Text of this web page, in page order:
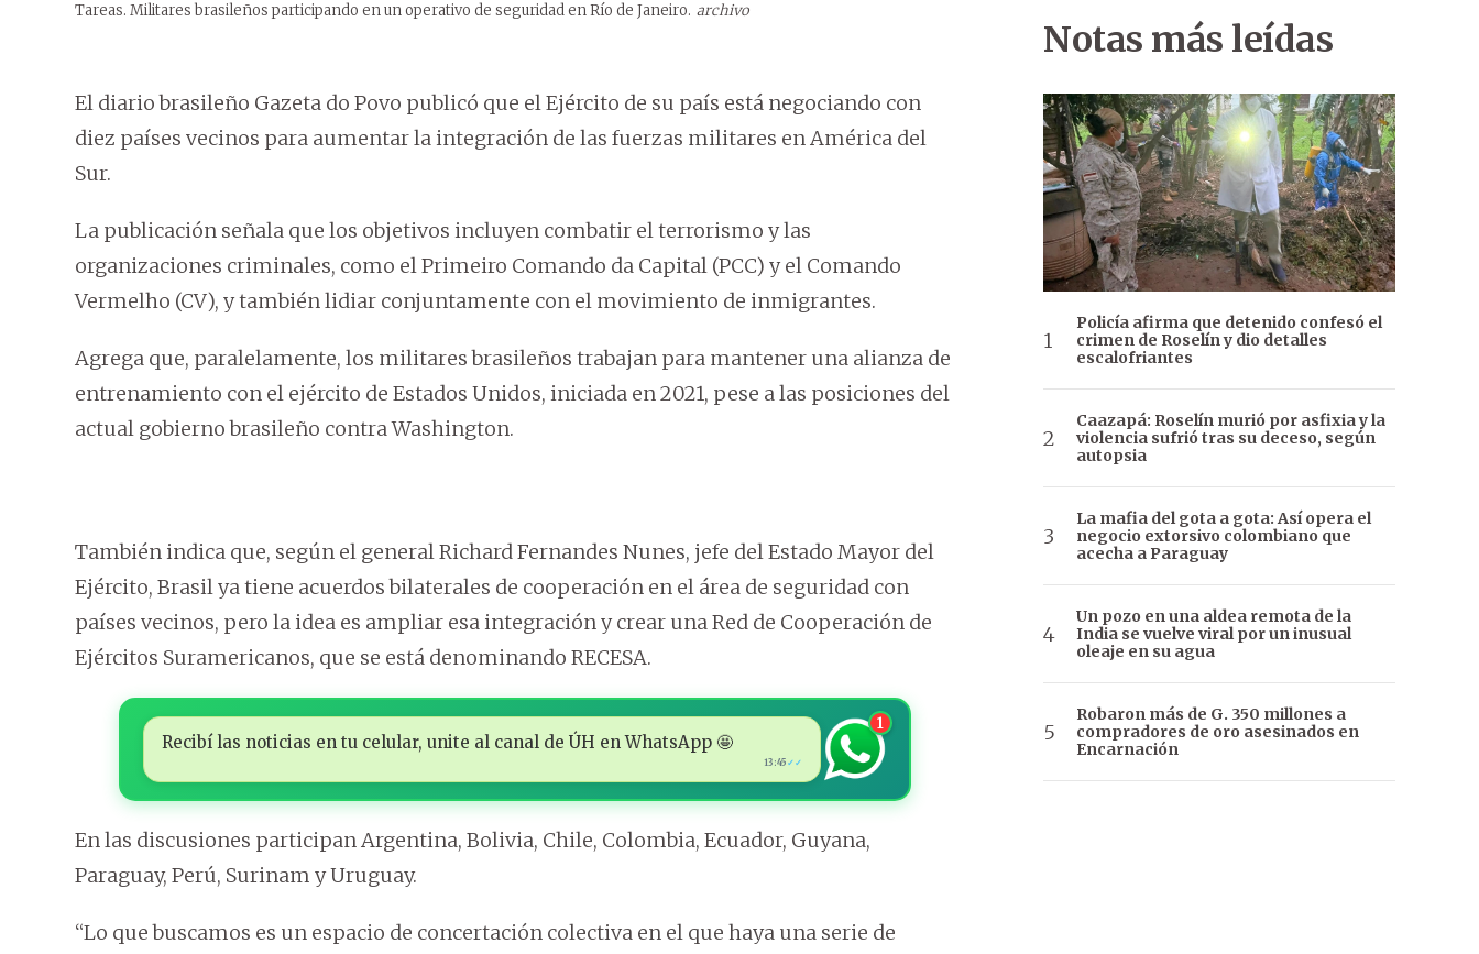
Tareas. Militares brasileños participando en un operativo de seguridad en Río de Janeiro. archivo
El diario brasileño Gazeta do Povo publicó que el Ejército de su país está negociando con
diez países vecinos para aumentar la integración de las fuerzas militares en América del
Sur.
La publicación señala que los objetivos incluyen combatir el terrorismo y las
organizaciones criminales, como el Primeiro Comando da Capital (PCC) y el Comando
Vermelho (CV), y también lidiar conjuntamente con el movimiento de inmigrantes.
Agrega que, paralelamente, los militares brasileños trabajan para mantener una alianza de
entrenamiento con el ejército de Estados Unidos, iniciada en 2021, pese a las posiciones del
actual gobierno brasileño contra Washington.
También indica que, según el general Richard Fernandes Nunes, jefe del Estado Mayor del
Ejército, Brasil ya tiene acuerdos bilaterales de cooperación en el área de seguridad con
países vecinos, pero la idea es ampliar esa integración y crear una Red de Cooperación de
Ejércitos Suramericanos, que se está denominando RECESA.
Recibí las noticias en tu celular, unite al canal de ÚH en WhatsApp 🤩
13:45 ✓✓
1
En las discusiones participan Argentina, Bolivia, Chile, Colombia, Ecuador, Guyana,
Paraguay, Perú, Surinam y Uruguay.
“Lo que buscamos es un espacio de concertación colectiva en el que haya una serie de
Notas más leídas
Policía afirma que detenido confesó el
crimen de Roselín y dio detalles
escalofriantes
Caazapá: Roselín murió por asfixia y la
violencia sufrió tras su deceso, según
autopsia
La mafia del gota a gota: Así opera el
negocio extorsivo colombiano que
acecha a Paraguay
Un pozo en una aldea remota de la
India se vuelve viral por un inusual
oleaje en su agua
Robaron más de G. 350 millones a
compradores de oro asesinados en
Encarnación